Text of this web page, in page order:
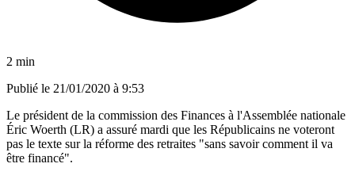
2 min
Publié le 21/01/2020 à 9:53
Le président de la commission des Finances à l'Assemblée nationale
Éric Woerth (LR) a assuré mardi que les Républicains ne voteront
pas le texte sur la réforme des retraites "sans savoir comment il va
être financé".